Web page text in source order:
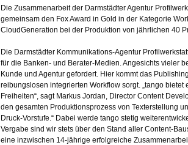
Die Zusammenarbeit der Darmstädter Agentur
gemeinsam den Fox Award in Gold in der Kategorie
CloudGeneration bei der Produktion von jährlichen 40
Die Darmstädter Kommunikations-Agentur
für die Banken- und Berater-Medien. Angesichts vieler
Kunde und Agentur gefordert. Hier kommt das
reibungslosen integrierten Workflow sorgt. „tango
Freiheiten“, sagt Markus Jordan, Director Content
den gesamten Produktionsprozess von Texterstellung
Druck-Vorstufe.“ Dabei werde tango stetig
Vergabe sind wir stets über den Stand aller Content-
eine inzwischen 14-jährige erfolgreiche